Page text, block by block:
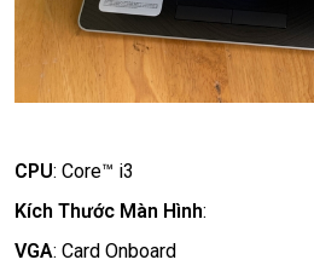
CPU: Core™ i3
Kích Thước Màn Hình:
VGA: Card Onboard